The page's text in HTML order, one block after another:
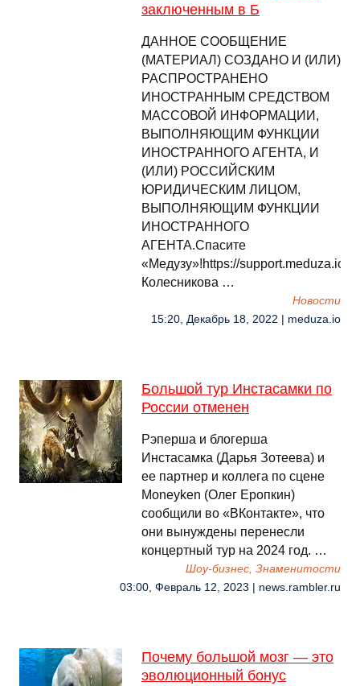
заключенным в Б
ДАННОЕ СООБЩЕНИЕ
(МАТЕРИАЛ) СОЗДАНО И (ИЛИ)
РАСПРОСТРАНЕНО
ИНОСТРАННЫМ СРЕДСТВОМ
МАССОВОЙ ИНФОРМАЦИИ,
ВЫПОЛНЯЮЩИМ ФУНКЦИИ
ИНОСТРАННОГО АГЕНТА, И
(ИЛИ) РОССИЙСКИМ
ЮРИДИЧЕСКИМ ЛИЦОМ,
ВЫПОЛНЯЮЩИМ ФУНКЦИИ
ИНОСТРАННОГО
АГЕНТА.Спасите
«Медузу»!https://
Колесникова …
Новости
15:20, Декабрь 18, 2022 | meduza.io
Большой тур Инстасамки по
России отменен
Рэперша и блогерша
Инстасамка (Дарья Зотеева) и
ее партнер и коллега по сцене
Moneyken (Олег Еропкин)
сообщили во «ВКонтакте», что
они вынуждены перенесли
концертный тур на 2024 год. …
Шоу-бизнес, Знаменитости
03:00, Февраль 12, 2023 | news.rambler.ru
Почему большой мозг — это
эволюционный бонус